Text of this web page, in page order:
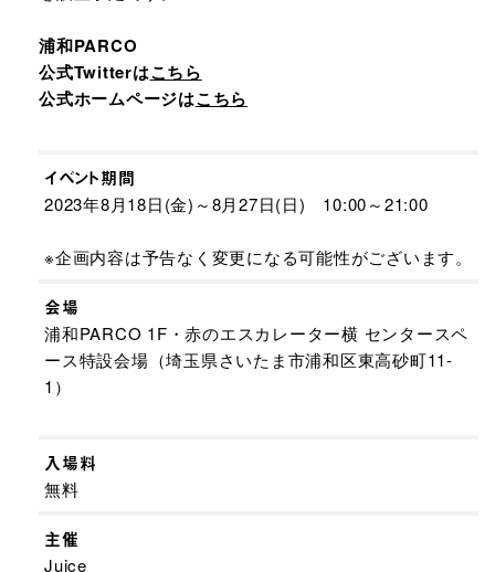
浦和PARCO
公式Twitterはこちら
公式ホームページはこちら
イベント期間
2023年8月18日(金)～8月27日(日) 10:00～21:00
※企画内容は予告なく変更になる可能性がございます。
会場
浦和PARCO 1F・赤のエスカレーター横 センタースペ
ース特設会場（埼玉県さいたま市浦和区東高砂町11-
1）
入場料
無料
主催
Juice